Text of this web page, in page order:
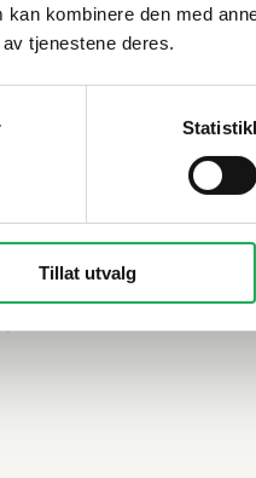
kombinere den med
tjenestene deres.
Tillat utvalg